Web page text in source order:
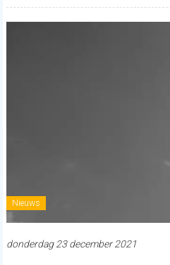
Nieuws
donderdag 23 december 2021